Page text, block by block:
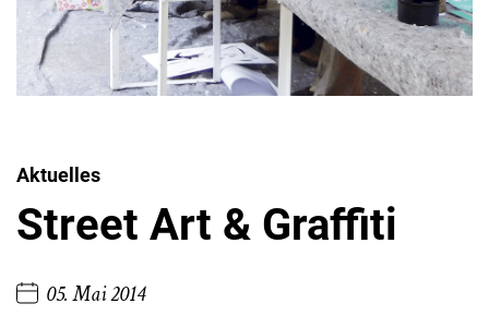
Aktuelles
Street Art & Graffiti
05. Mai 2014